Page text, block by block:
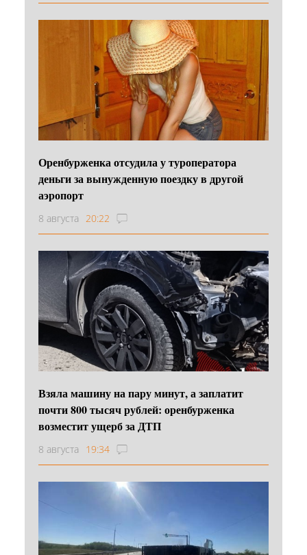
Оренбурженка отсудила у туроператора
деньги за вынужденную поездку в другой
аэропорт
8 августа 20:22
Взяла машину на пару минут, а заплатит
почти 800 тысяч рублей: оренбурженка
возместит ущерб за ДТП
8 августа 19:34